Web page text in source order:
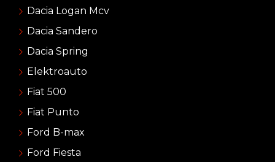
Dacia Logan Mcv
Dacia Sandero
Dacia Spring
Elektroauto
Fiat 500
Fiat Punto
Ford B-max
Ford Fiesta